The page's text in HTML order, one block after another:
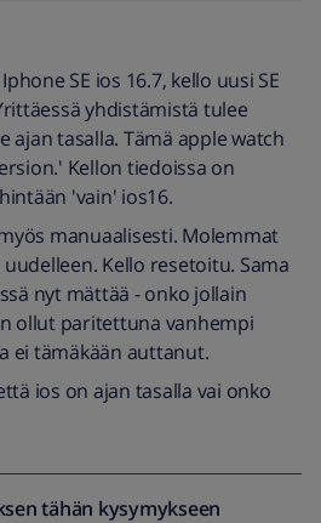
SE ios 16.7, kello uusi SE
yhdistämistä tulee
ajan tasalla. Tämä apple watch
Kellon tiedoissa on
'vain' ios16.
manuaalisesti. Molemmat
Kello resetoitu. Sama
nyt mättää - onko jollain
ollut paritettuna vanhempi
ei tämäkään auttanut.
ios on ajan tasalla vai onko
tähän kysymykseen